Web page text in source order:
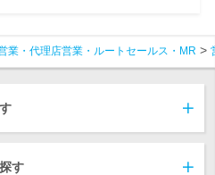
業・代理店営業・ルートセールス・MR
す